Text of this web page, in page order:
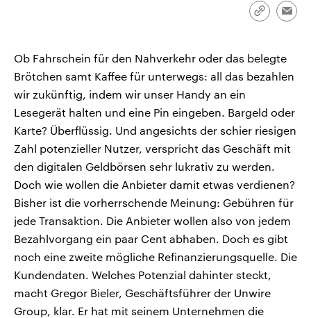
Link
Ob Fahrschein für den Nahverkehr oder das belegte
Brötchen samt Kaffee für unterwegs: all das bezahlen
wir zukünftig, indem wir unser Handy an ein
Lesegerät halten und eine Pin eingeben. Bargeld oder
Karte? Überflüssig. Und angesichts der schier riesigen
Zahl potenzieller Nutzer, verspricht das Geschäft mit
den digitalen Geldbörsen sehr lukrativ zu werden.
Doch wie wollen die Anbieter damit etwas verdienen?
Bisher ist die vorherrschende Meinung: Gebühren für
jede Transaktion. Die Anbieter wollen also von jedem
Bezahlvorgang ein paar Cent abhaben. Doch es gibt
noch eine zweite mögliche Refinanzierungsquelle. Die
Kundendaten. Welches Potenzial dahinter steckt,
macht Gregor Bieler, Geschäftsführer der Unwire
Group, klar. Er hat mit seinem Unternehmen die